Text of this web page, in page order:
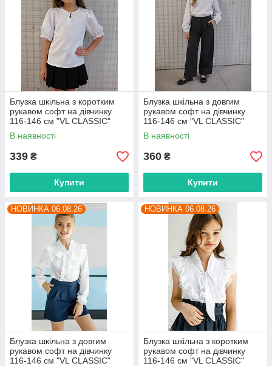
Блузка шкільна з коротким
рукавом софт на дівчинку
116-146 см "VL CLASSIC"
недорого від прямого
постачальника
В наявності
339 ₴
Купити
Блузка шкільна з довгим
рукавом софт на дівчинку
116-146 см "VL CLASSIC"
недорого від прямого
постачальника
В наявності
360 ₴
Купити
НОВИНКА 06.08.26
Блузка шкільна з довгим
рукавом софт на дівчинку
116-146 см "VL CLASSIC"
НОВИНКА 06.08.26
Блузка шкільна з коротким
рукавом софт на дівчинку
116-146 см "VL CLASSIC"